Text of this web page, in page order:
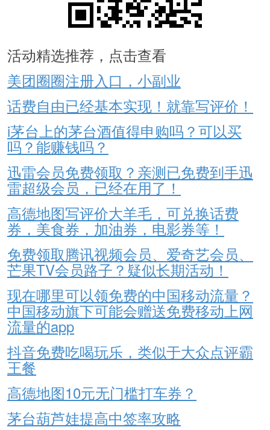
活动精选推荐，点击查看
美团圈圈注册入口，小副业
话费自由已经基本实现！就靠写评价！
i茅台上的茅台酒值得申购吗？可以买
吗？能赚钱吗？
迅雷会员免费领取？亲测已免费到手迅
雷超级会员，已经在用了！
高德地图写评价大羊毛，可兑换话费
券，美食券，加油券，电影券等！
免费领取腾讯视频会员、爱奇艺会员、
芒果TV会员路子？疑似长期活动！
现在哪里可以领免费的中国移动流量？
中国移动旗下可能会赠送免费移动上网
流量的app
抖音免费吃喝玩乐，类似于大众点评霸
王餐
高德地图10元无门槛打车券？
茅台葫芦娃提高中签率攻略